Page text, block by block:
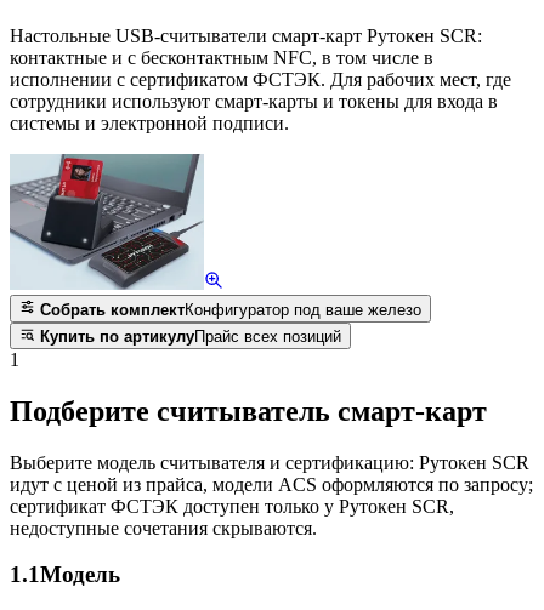
Настольные USB-считыватели смарт-карт Рутокен SCR:
контактные и с бесконтактным NFC, в том числе в
исполнении с сертификатом ФСТЭК. Для рабочих мест, где
сотрудники используют смарт-карты и токены для входа в
системы и электронной подписи.
Собрать комплектКонфигуратор под ваше железо
Купить по артикулуПрайс всех позиций
1
Подберите считыватель смарт-карт
Выберите модель считывателя и сертификацию: Рутокен SCR
идут с ценой из прайса, модели ACS оформляются по запросу;
сертификат ФСТЭК доступен только у Рутокен SCR,
недоступные сочетания скрываются.
1.1Модель